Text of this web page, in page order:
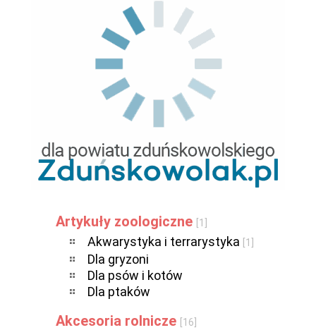
Artykuły zoologiczne [1]
Akwarystyka i terrarystyka [1]
Dla gryzoni
Dla psów i kotów
Dla ptaków
Akcesoria rolnicze [16]